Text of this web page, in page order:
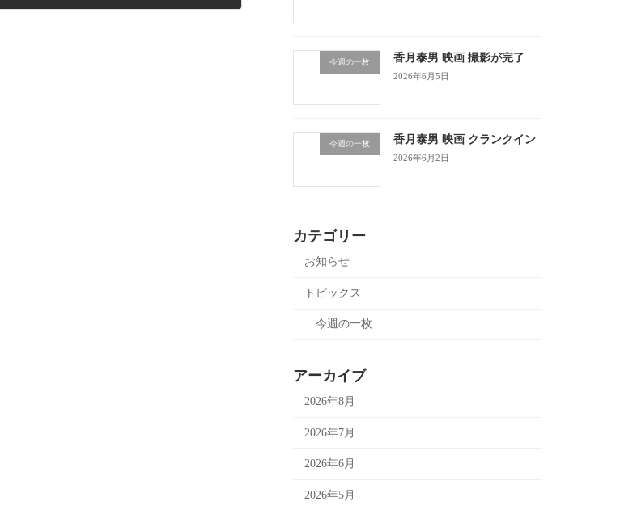
今週の一枚 香月泰男 映画 撮影が完了
2026年6月5日
今週の一枚 香月泰男 映画 クランクイン
2026年6月2日
カテゴリー
お知らせ
トピックス
今週の一枚
アーカイブ
2026年8月
2026年7月
2026年6月
2026年5月